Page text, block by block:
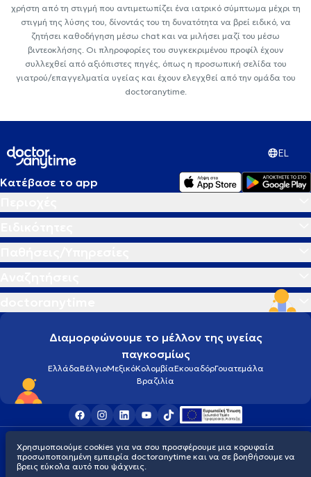
χρήστη από τη στιγμή που αντιμετωπίζει ένα ιατρικό σύμπτωμα μέχρι τη
στιγμή της λύσης του, δίνοντάς του τη δυνατότητα να βρεί ειδικό, να
ζητήσει καθοδήγηση μέσω chat και να μιλήσει μαζί του μέσω
βιντεοκλήσης. Οι πληροφορίες του συγκεκριμένου προφίλ έχουν
συλλεχθεί από αξιόπιστες πηγές, όπως η προσωπική σελίδα του
γιατρού/επαγγελματία υγείας και έχουν ελεγχθεί από την ομάδα του
doctoranytime.
EL
Κατέβασε το app
Διαμορφώνουμε το μέλλον της υγείας
παγκοσμίως
ΕλλάδαΒέλγιοΜεξικόΚολομβίαΕκουαδόρΓουατεμάλα
Βραζιλία
Οροι χρήσης
Πολιτική προστασίας προσωπικού απορρήτου
© 2026 doctoranytime
Χρησιμοποιούμε cookies για να σου προσφέρουμε μια κορυφαία
προσωποποιημένη εμπειρία doctoranytime και να σε βοηθήσουμε να
βρεις εύκολα αυτό που ψάχνεις.